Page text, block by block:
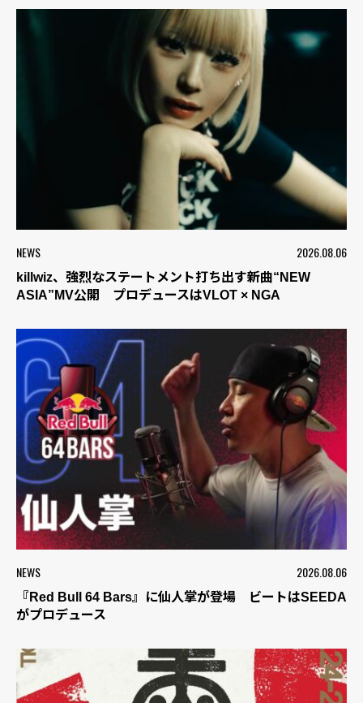
NEWS 2026.08.06
killwiz、強烈なステートメント打ち出す新曲“NEW
ASIA”MV公開 プロデュースはVLOT × NGA
NEWS 2026.08.06
『Red Bull 64 Bars』に仙人掌が登場 ビートはSEEDA
がプロデュース